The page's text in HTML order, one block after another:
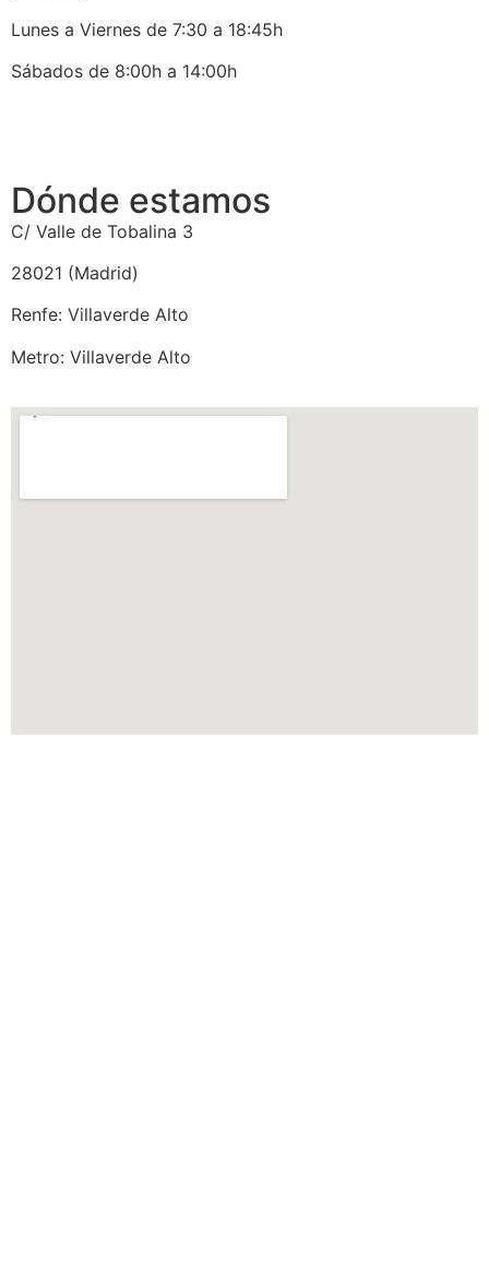
Lunes a Viernes de 7:30 a 18:45h
Sábados de 8:00h a 14:00h
Dónde estamos
C/ Valle de Tobalina 3
28021 (Madrid)
Renfe: Villaverde Alto
Metro: Villaverde Alto